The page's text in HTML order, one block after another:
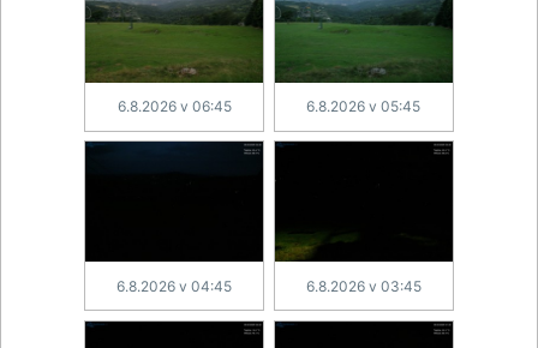
6.8.2026 v 06:45 6.8.2026 v 05:45
6.8.2026 v 04:45 6.8.2026 v 03:45